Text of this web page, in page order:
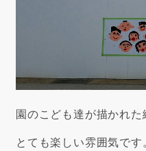
園のこども達が描かれた
とても楽しい雰囲気です